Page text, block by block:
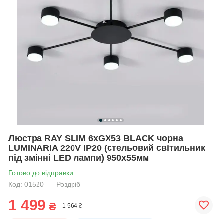
Люстра RAY SLIM 6xGX53 BLACK чорна
LUMINARIA 220V IP20 (стельовий світильник
під змінні LED лампи) 950x55мм
Готово до відправки
Код: 01520
Роздріб
1 499 ₴ 1 564 ₴